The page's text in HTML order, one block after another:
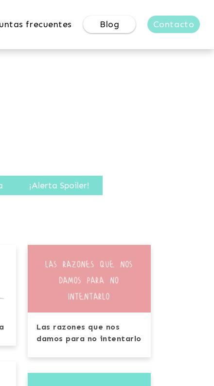
frecuentes Blog Contacto
¡Alerta Spoiler!
Las razones que nos
damos para no intentarlo